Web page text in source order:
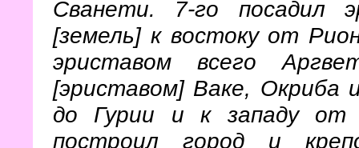
Сванети. 7-го посадил
[земель] к востоку от
эриставом всего
[эриставом] Ваке, Окриба
до Гурии и к западу от
построил город и